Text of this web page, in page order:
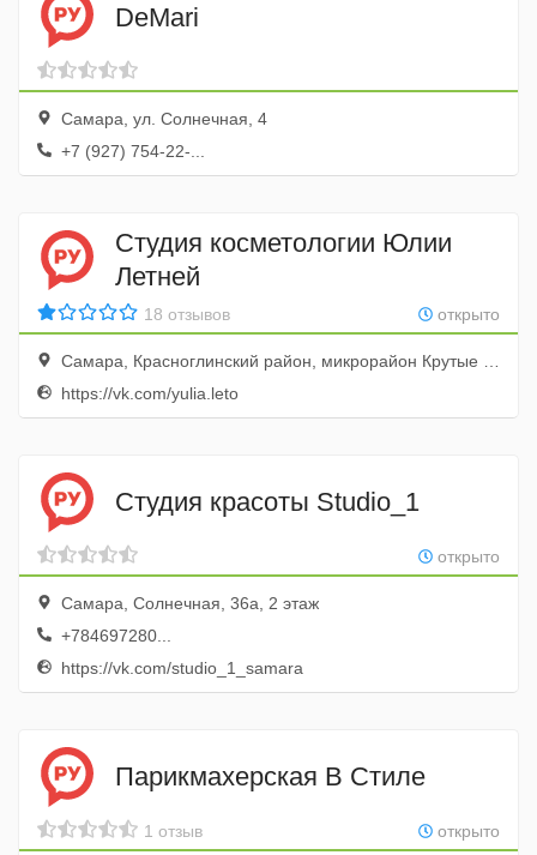
DeMari
Самара, ул. Солнечная, 4
+7 (927) 754-22-...
Студия косметологии Юлии
Летней
открыто
18 отзывов
Самара, Красноглинский район, микрорайон Крутые Ключи, бульвар Ивана Финютина, 11
https://vk.com/yulia.leto
Студия красоты Studio_1
открыто
Самара, Солнечная, 36а, 2 этаж
+784697280...
https://vk.com/studio_1_samara
Парикмахерская В Стиле
открыто
1 отзыв